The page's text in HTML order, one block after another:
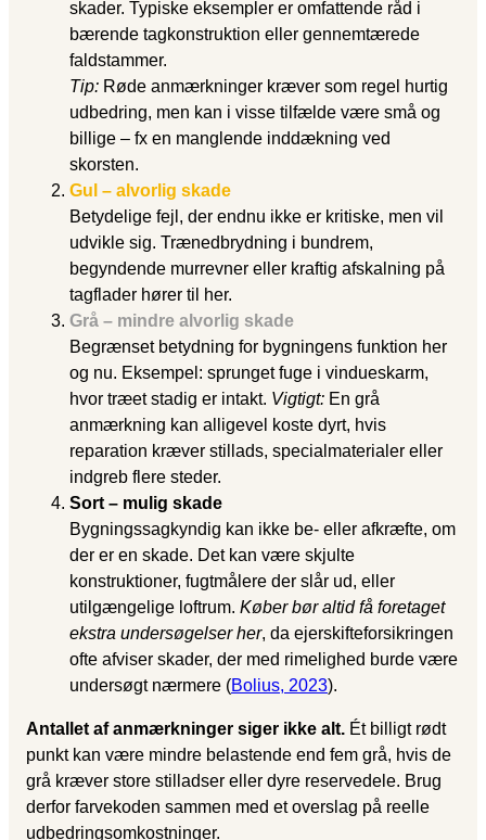
skader. Typiske eksempler er omfattende råd i
bærende tagkonstruktion eller gennemtærede
faldstammer.
Tip: Røde anmærkninger kræver som regel hurtig
udbedring, men kan i visse tilfælde være små og
billige – fx en manglende inddækning ved
skorsten.
Gul – alvorlig skade
Betydelige fejl, der endnu ikke er kritiske, men vil
udvikle sig. Trænedbrydning i bundrem,
begyndende murrevner eller kraftig afskalning på
tagflader hører til her.
Grå – mindre alvorlig skade
Begrænset betydning for bygningens funktion her
og nu. Eksempel: sprunget fuge i vindueskarm,
hvor træet stadig er intakt. Vigtigt: En grå
anmærkning kan alligevel koste dyrt, hvis
reparation kræver stillads, specialmaterialer eller
indgreb flere steder.
Sort – mulig skade
Bygningssagkyndig kan ikke be- eller afkræfte, om
der er en skade. Det kan være skjulte
konstruktioner, fugtmålere der slår ud, eller
utilgængelige loftrum. Køber bør altid få foretaget
ekstra undersøgelser her, da ejerskifteforsikringen
ofte afviser skader, der med rimelighed burde være
undersøgt nærmere (Bolius, 2023).
Antallet af anmærkninger siger ikke alt. Ét billigt rødt
punkt kan være mindre belastende end fem grå, hvis de
grå kræver store stilladser eller dyre reservedele. Brug
derfor farvekoden sammen med et overslag på reelle
udbedrings­omkostninger.